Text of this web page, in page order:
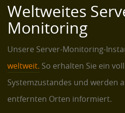
Weltweites
Monitoring
Unsere Server-Monitoring-
weltweit. So erhalten Sie ein
Systemzustandes und werden
entfernten Orten informiert.